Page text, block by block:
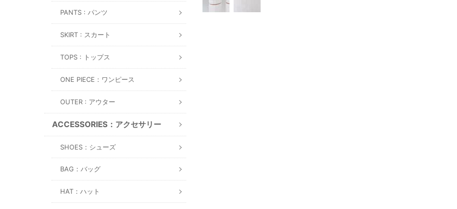
PANTS : パンツ
SKIRT : スカート
TOPS : トップス
ONE PIECE：ワンピース
OUTER : アウター
ACCESSORIES：アクセサリー
SHOES：シューズ
BAG：バッグ
HAT：ハット